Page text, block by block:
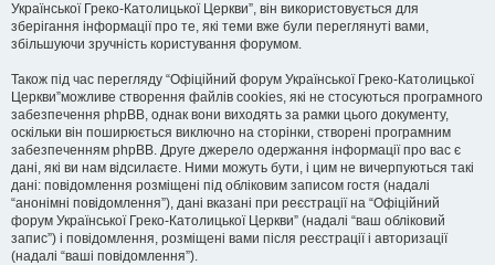
Української Греко-Католицької Церкви”, він використовується для
зберігання інформації про те, які теми вже були переглянуті вами,
збільшуючи зручність користування форумом.
Також під час перегляду “Офіційний форум Української Греко-Католицької
Церкви”можливе створення файлів cookies, які не стосуються програмного
забезпечення phpBB, однак вони виходять за рамки цього документу,
оскільки він поширюється виключно на сторінки, створені програмним
забезпеченням phpBB. Друге джерело одержання інформації про вас є
дані, які ви нам відсилаєте. Ними можуть бути, і цим не вичерпуються такі
дані: повідомлення розміщені під обліковим записом гостя (надалі
“анонімні повідомлення”), дані вказані при реєстрації на “Офіційний
форум Української Греко-Католицької Церкви” (надалі “ваш обліковий
запис”) і повідомлення, розміщені вами після реєстрації і авторизації
(надалі “ваші повідомлення”).